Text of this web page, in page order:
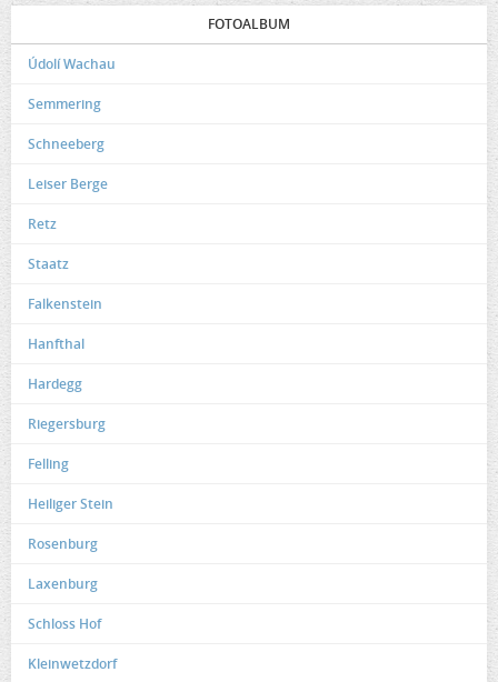
FOTOALBUM
Údolí Wachau
Semmering
Schneeberg
Leiser Berge
Retz
Staatz
Falkenstein
Hanfthal
Hardegg
Riegersburg
Felling
Heiliger Stein
Rosenburg
Laxenburg
Schloss Hof
Kleinwetzdorf